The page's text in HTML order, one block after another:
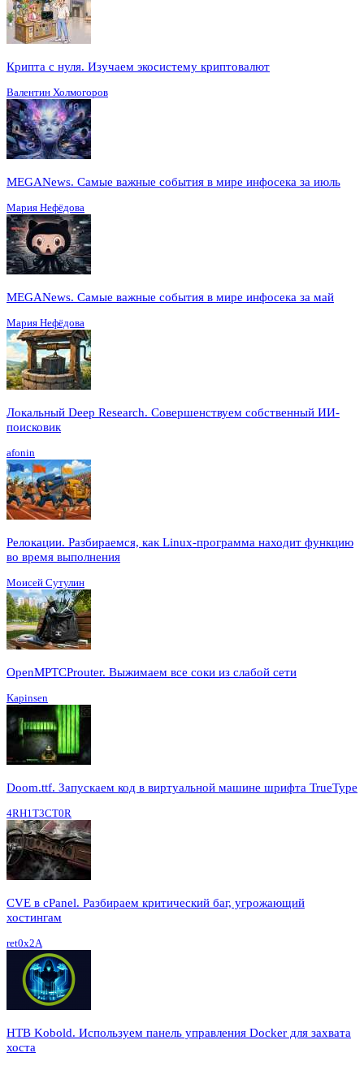
Крипта с нуля. Изучаем экосистему криптовалют
Валентин Холмогоров
MEGANews. Cамые важные события в мире инфосека за июль
Мария Нефёдова
MEGANews. Cамые важные события в мире инфосека за май
Мария Нефёдова
Локальный Deep Research. Совершенствуем собственный ИИ-
поисковик
afonin
Релокации. Разбираемся, как Linux-программа находит функцию
во время выполнения
Моисей Сутулин
OpenMPTCProuter. Выжимаем все соки из слабой сети
Kapinsen
Doom.ttf. Запускаем код в виртуальной машине шрифта TrueType
4RH1T3CT0R
CVE в cPanel. Разбираем критический баг, угрожающий
хостингам
ret0x2A
HTB Kobold. Используем панель управления Docker для захвата
хоста